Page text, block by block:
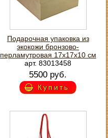
Подарочная упаковка из
экокожи бронзово-
перламутровая 17х17х10 см
арт. 83013458
5500 руб.
Купить